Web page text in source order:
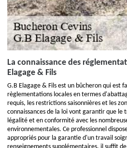
La connaissance des
Elagage & Fils
G.B Elagage & Fils est un bûcheron qui est
règlementations locales en termes
requis, les restrictions saisonnières et les
connaissances de la loi vont garantir que
légalité et en conformité avec les
environnementales. Ce professionnel
appropriés pour la garantie d'un travail